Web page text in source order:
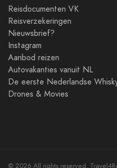
Reisdocumenten VK
Reisverzekeringen
Nieuwsbrief?
Instagram
Aanbod reizen
Autovakanties vanuit NL
De eerste Nederlandse
Drones & Movies
© 2026 All rights reserved.